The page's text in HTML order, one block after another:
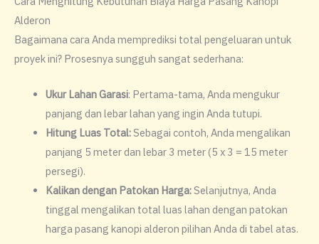
Alderon
​Bagaimana cara Anda memprediksi total pengeluaran untuk
proyek ini? Prosesnya sungguh sangat sederhana:
​Ukur Lahan Garasi: Pertama-tama, Anda mengukur
panjang dan lebar lahan yang ingin Anda tutupi.
​Hitung Luas Total:Sebagai contoh, Anda mengalikan
panjang 5 meter dan lebar 3 meter (5 x 3 = 15 meter
persegi).
​Kalikan dengan Patokan Harga:Selanjutnya, Anda
tinggal mengalikan total luas lahan dengan patokan
harga pasang kanopi alderon pilihan Anda di tabel atas.